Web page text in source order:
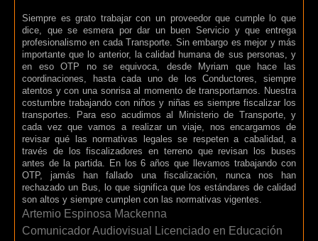
Siempre es grato trabajar con un proveedor que cumple lo que
dice, que se esmera por dar un buen Servicio y que entrega
profesionalismo en cada Transporte. Sin embargo es mejor y más
importante que lo anterior, la calidad humana de sus personas, y
en eso OTP no se equivoca, desde Myriam que hace las
coordinaciones, hasta cada uno de los Conductores, siempre
atentos y con una sonrisa al momento de transportarnos. Nuestra
costumbre trabajando con niños y niñas es siempre fiscalizar los
transportes. Para eso acudimos al Ministerio de Transporte, y
cada vez que vamos a realizar un viaje, nos encargamos de
revisar qué las normativas legales se respeten a cabalidad, a
través de los fiscalizadores en terreno que revisan los buses
antes de la partida. En los 6 años que llevamos trabajando con
OTP, jamás han fallado una fiscalización, nunca nos han
rechazado un Bus, lo que significa que los estándares de calidad
son altos y siempre cumplen con las normativas vigentes.
Artemio Espinosa Mackenna
Comunicador Audiovisual Licenciado en Educación